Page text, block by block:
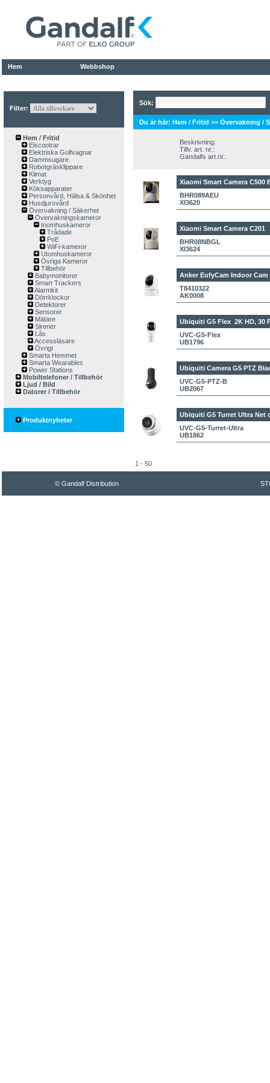
Hem Webbshop
Filter:
Hem / Fritid
Elscootrar
Elektriska Golfvagnar
Dammsugare
Robotgräsklippare
Klimat
Verktyg
Köksapparater
Personvård, Hälsa & Skönhet
Husdjursvård
Övervakning / Säkerhet
Övervakningskameror
Inomhuskameror
Trådade
PoE
WiFi-kameror
Utomhuskameror
Övriga Kameror
Tillbehör
Babymonitorer
Smart Trackers
Alarmkit
Dörrklockor
Detektorer
Sensorer
Mätare
Sirener
Lås
Accessläsare
Övrigt
Smarta Hemmet
Smarta Wearables
Power Stations
Mobiltelefoner / Tillbehör
Ljud / Bild
Datorer / Tillbehör
Produktnyheter
Sök:
Du är här: Hem / Fritid >> Övervakning /
Beskrivning:
Tillv. art. nr.:
Gandalfs art.nr.:
Xiaomi Smart Camera C500
BHR089AEU
XI3620
Xiaomi Smart Camera C201
BHR08NBGL
XI3624
Anker EufyCam Indoor Cam
T8410322
AK0008
Ubiquiti G5 Flex 2K HD, 30
UVC-G5-Flex
UB1796
Ubiquiti Camera G5 PTZ
UVC-G5-PTZ-B
UB2067
Ubiquiti G5 Turret Ultra Net
UVC-G5-Turret-Ultra
UB1862
1 - 50
© Gandalf Distribution